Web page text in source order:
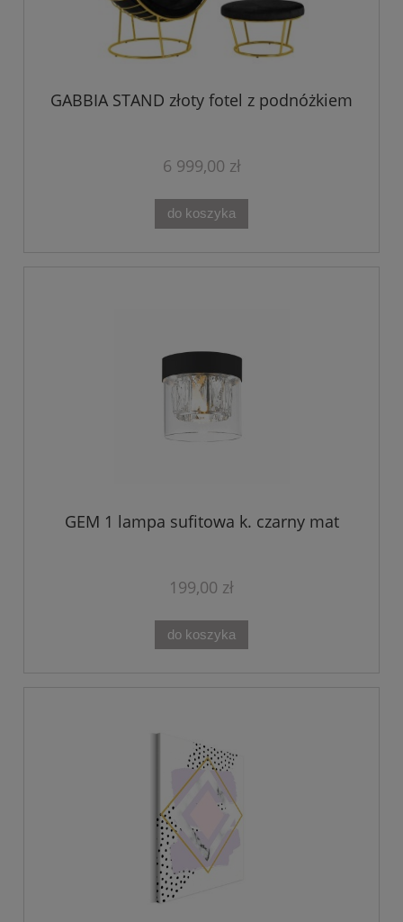
GABBIA STAND złoty fotel z podnóżkiem
6 999,00 zł
do koszyka
GEM 1 lampa sufitowa k. czarny mat
199,00 zł
do koszyka